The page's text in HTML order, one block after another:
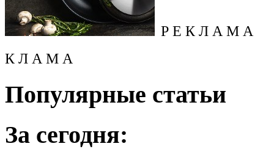
Р Е К Л А М А
К Л А М А
Популярные статьи
За сегодня: